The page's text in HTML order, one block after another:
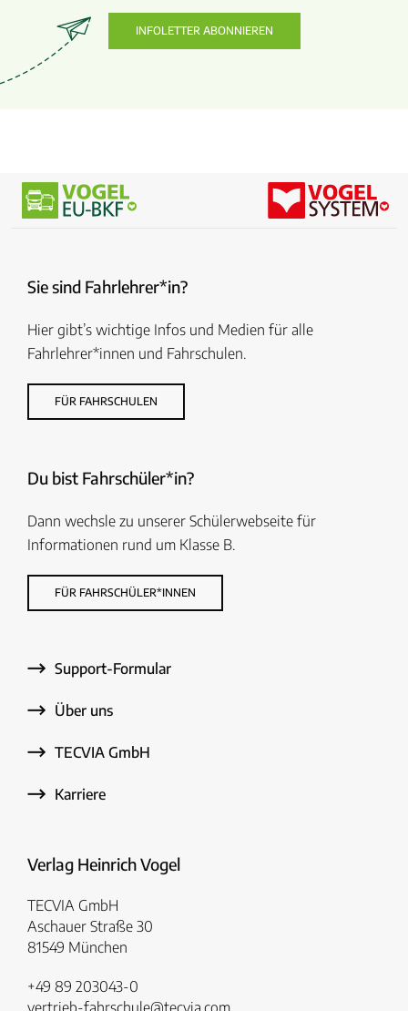
INFOLETTER ABONNIEREN
Sie sind Fahrlehrer*in?
Hier gibt’s wichtige Infos und Medien für alle
Fahrlehrer*innen und Fahrschulen.
FÜR FAHRSCHULEN
Du bist Fahrschüler*in?
Dann wechsle zu unserer Schülerwebseite für
Informationen rund um Klasse B.
FÜR FAHRSCHÜLER*INNEN
Support-Formular
Über uns
TECVIA GmbH
Karriere
Verlag Heinrich Vogel
TECVIA GmbH
Aschauer Straße 30
81549 München
+49 89 203043-0
vertrieb-fahrschule@tecvia.com